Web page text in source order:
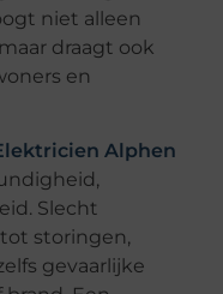
niet alleen
draagt ook
en
Alphen
Slecht
storingen,
gevaarlijke